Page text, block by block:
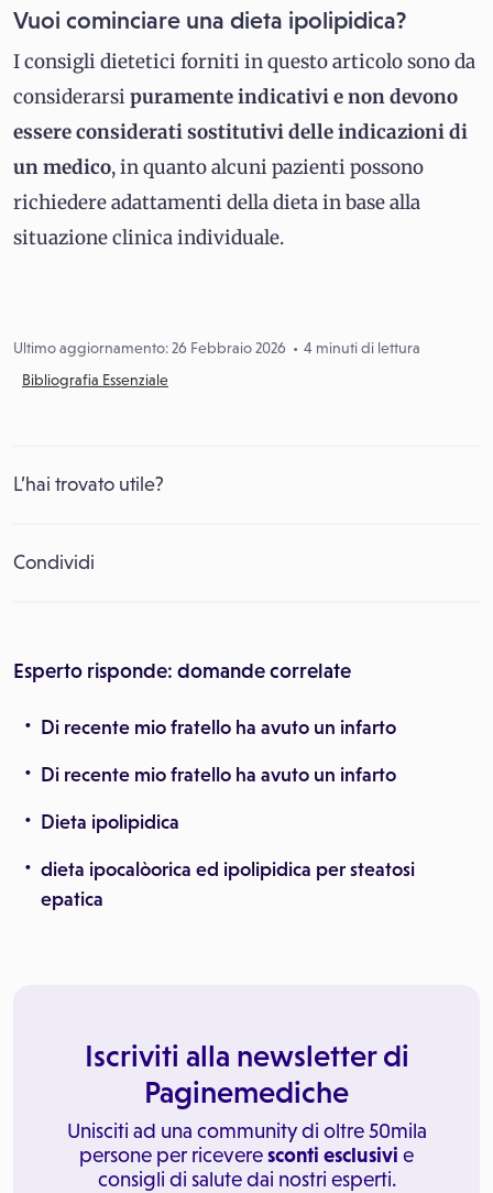
Vuoi cominciare una dieta ipolipidica?
I consigli dietetici forniti in questo articolo sono da
considerarsi puramente indicativi e non devono
essere considerati sostitutivi delle indicazioni di
un medico, in quanto alcuni pazienti possono
richiedere adattamenti della dieta in base alla
situazione clinica individuale.
Ultimo aggiornamento: 26 Febbraio 2026
4 minuti di lettura
Bibliografia Essenziale
L’hai trovato utile?
Condividi
Esperto risponde: domande correlate
Di recente mio fratello ha avuto un infarto
Di recente mio fratello ha avuto un infarto
Dieta ipolipidica
dieta ipocalòorica ed ipolipidica per steatosi
epatica
Iscriviti alla newsletter di
Paginemediche
Unisciti ad una community di oltre 50mila
persone per riceveresconti esclusivi e
consigli di salute dai nostri esperti.